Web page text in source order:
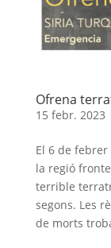
Ofrena
15 febr. 2023
El 6 de febrer
la regió
terrible
segons. Les
de morts